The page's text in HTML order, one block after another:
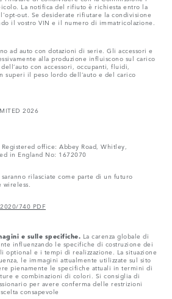
La notifica del rifiuto è richiesta entro la
out. Se desiderate rifiutare la condivisione
il vostro VIN e il numero di immatricolazione.
ad auto con dotazioni di serie. Gli accessori e
alla produzione influiscono sul carico
con accessori, occupanti, fluidi,
superi il peso lordo dell‘auto e del carico
2026
office: Abbey Road, Whitley,
in England No: 1672070
rilasciate come parte di un futuro
740 PDF
e sulle specifiche. La carenza globale di
influenzando le specifiche di costruzione dei
e i tempi di realizzazione. La situazione
le immagini attualmente utilizzate sul sito
pienamente le specifiche attuali in termini di
e combinazioni di colori. Si consiglia di
per avere conferma delle restrizioni
consapevole